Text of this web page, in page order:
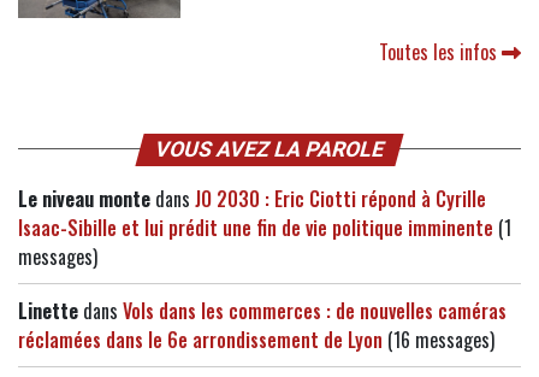
Toutes les infos
VOUS AVEZ LA PAROLE
Le niveau monte dans JO 2030 : Eric Ciotti répond à Cyrille
Isaac-Sibille et lui prédit une fin de vie politique imminente (1
messages)
Linette dans Vols dans les commerces : de nouvelles caméras
réclamées dans le 6e arrondissement de Lyon (16 messages)